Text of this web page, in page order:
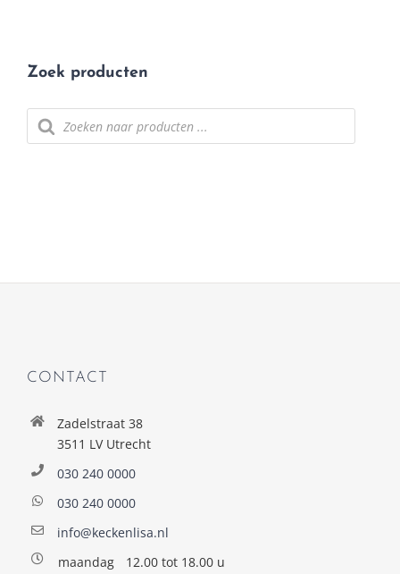
Zoek producten
Producten
zoeken
CONTACT
Zadelstraat 38
3511 LV Utrecht
030 240 0000
030 240 0000
info@keckenlisa.nl
maandag
12.00 tot 18.00 u